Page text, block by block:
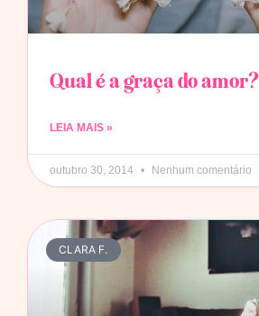
Qual é a graça do amor?
LEIA MAIS »
outubro 30, 2014 Nenhum comentário
CLARA F.